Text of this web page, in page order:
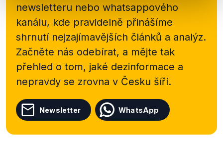
newsletteru nebo whatsappového
kanálu, kde pravidelně přinášíme
shrnutí nejzajímavějších článků a analýz.
Začněte nás odebírat, a mějte tak
přehled o tom, jaké dezinformace a
nepravdy se zrovna v Česku šíří.
Newsletter WhatsApp